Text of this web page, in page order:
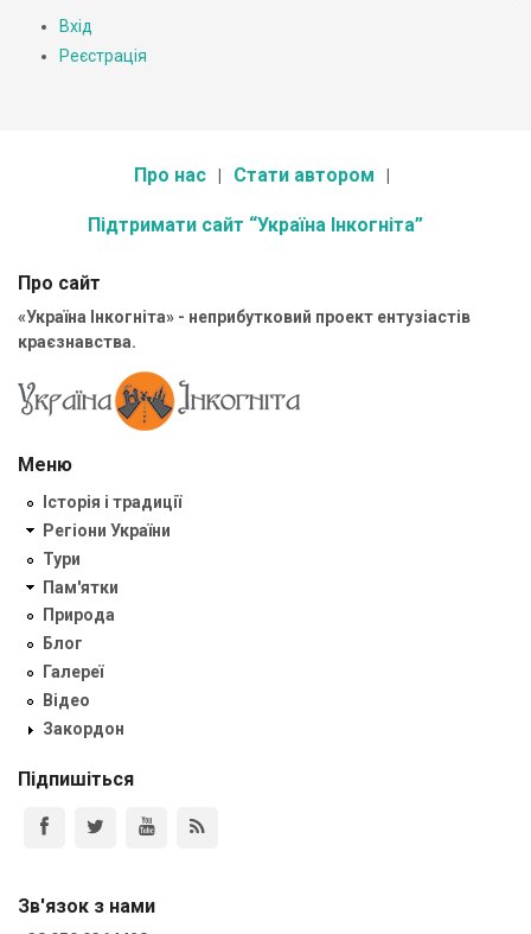
Вхід
Реєстрація
Про нас Стати автором
Підтримати сайт “Україна Інкогніта”
Про сайт
«Україна Інкогніта» - неприбутковий проект ентузіастів
краєзнавства.
Меню
Історія і традиції
Регіони України
Тури
Пам'ятки
Природа
Блог
Галереї
Відео
Закордон
Підпишіться
Зв'язок з нами